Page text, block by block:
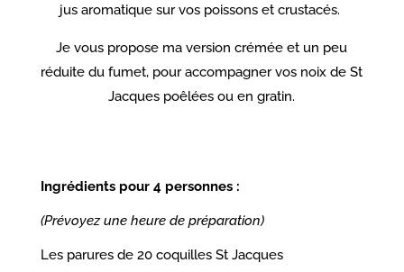
jus aromatique sur vos poissons et crustacés.
Je vous propose ma version crémée et un peu
réduite du fumet, pour accompagner vos noix de St
Jacques poêlées ou en gratin.
Ingrédients pour 4 personnes :
(Prévoyez une heure de préparation)
Les parures de 20 coquilles St Jacques